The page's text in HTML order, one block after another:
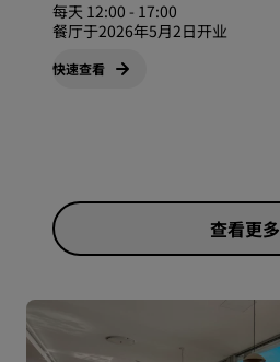
每天 12:00 - 17:00
餐厅于2026年5月2日开业
快速查看
查看更多